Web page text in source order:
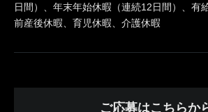
日間）、年末年始休暇（連続12日間）、有
前産後休暇、育児休暇、介護休暇
ご応募はこちらか